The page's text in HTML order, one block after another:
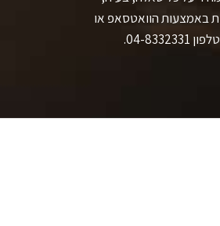
באמצעות הוואטסאפ או
04-8332331.